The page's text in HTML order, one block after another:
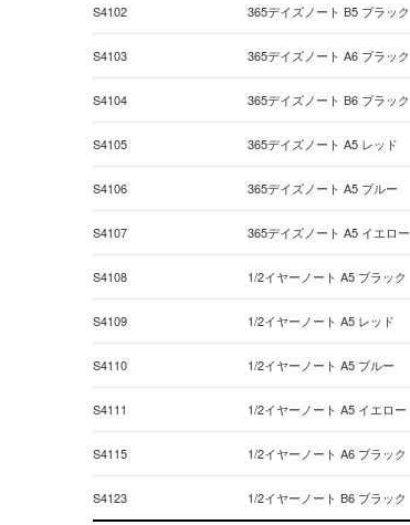
S4102 365デイズノート B5 ブラック
S4103 365デイズノート A6 ブラック
S4104 365デイズノート B6 ブラック
S4105 365デイズノート A5 レッド
S4106 365デイズノート A5 ブルー
S4107 365デイズノート A5 イエロー
S4108 1/2イヤーノート A5 ブラック
S4109 1/2イヤーノート A5 レッド
S4110 1/2イヤーノート A5 ブルー
S4111 1/2イヤーノート A5 イエロー
S4115 1/2イヤーノート A6 ブラック
S4123 1/2イヤーノート B6 ブラック